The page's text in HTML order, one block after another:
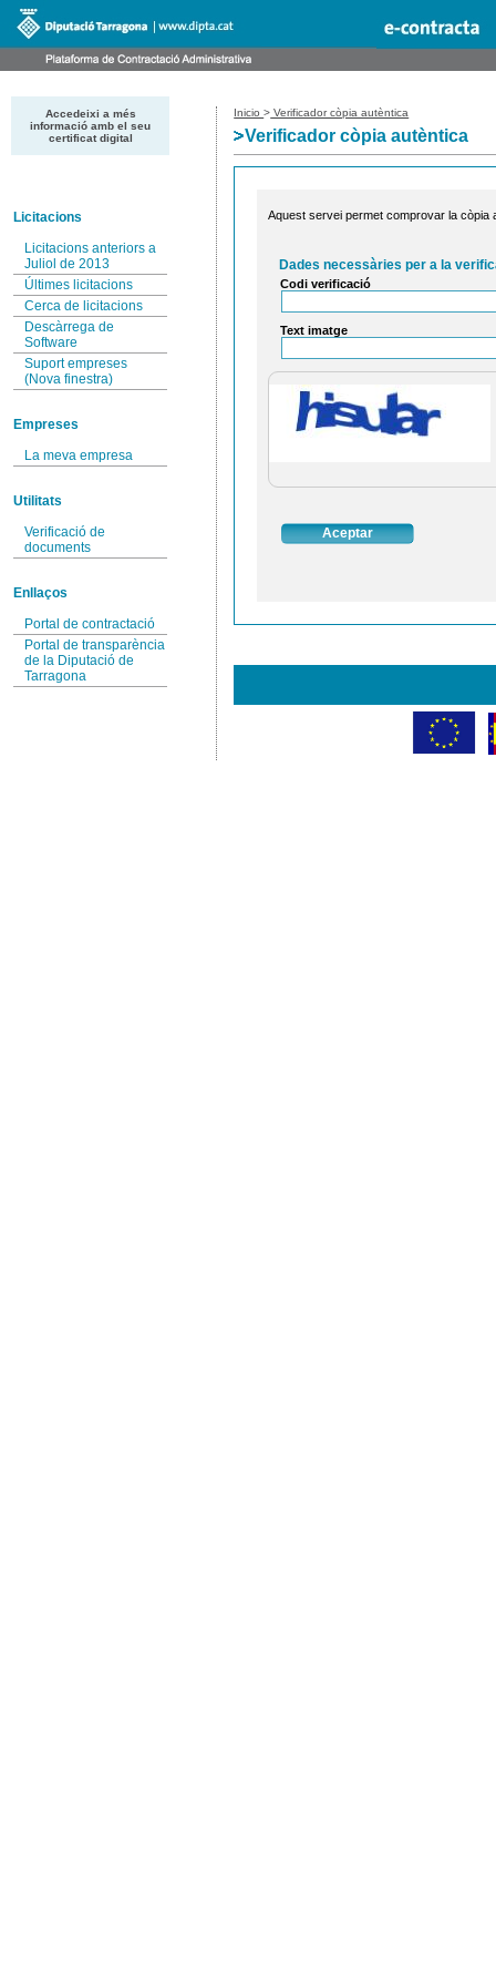
Accedeixi a més
informació amb el seu
certificat digital
Licitacions
Licitacions anteriors a
Juliol de 2013
Últimes licitacions
Cerca de licitacions
Descàrrega de
Software
Suport empreses
(Nova finestra)
Empreses
La meva empresa
Utilitats
Verificació de
documents
Enllaços
Portal de contractació
Portal de transparència
de la Diputació de
Tarragona
Inicio> Verificador còpia autèntica
Verificador còpia autèntica
Aquest servei permet comprovar la còpia
Dades necessàries per a la
Codi verificació
Text imatge